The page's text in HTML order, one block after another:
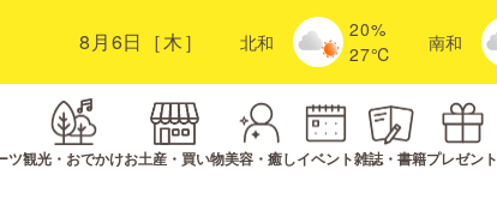
8月6日［木］ 北和
20%
27℃
南和
ツ観光・おでかけお土産・買い物美容・癒しイベント雑誌・書籍プレゼント